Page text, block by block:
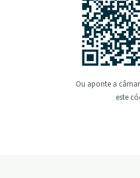
Ou aponte a
este